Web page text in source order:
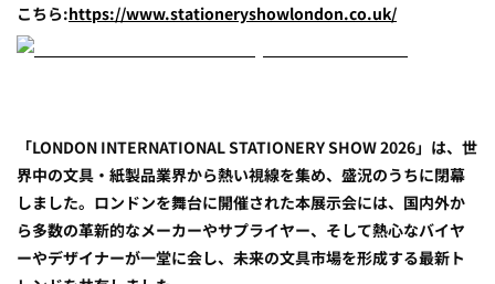
こちら:https://www.stationeryshowlondon.co.uk/
「LONDON INTERNATIONAL STATIONERY SHOW 2026」は、世
界中の文具・紙製品業界から熱い視線を集め、盛況のうちに閉幕
しました。ロンドンを舞台に開催された本展示会には、国内外か
ら多数の革新的なメーカーやサプライヤー、そして熱心なバイヤ
ーやデザイナーが一堂に会し、未来の文具市場を形成する最新ト